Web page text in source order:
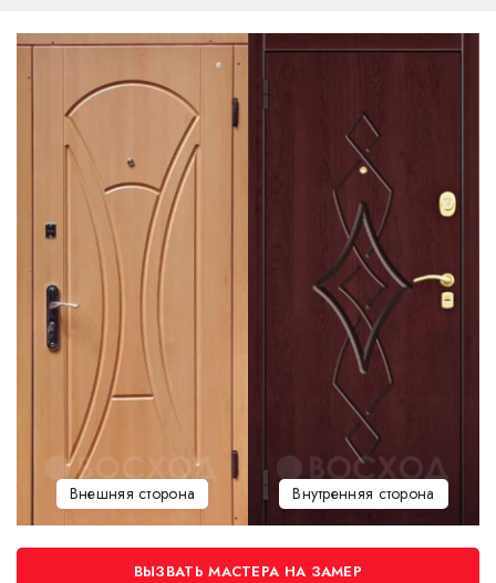
Внешняя сторона Внутренняя сторона
ВЫЗВАТЬ МАСТЕРА НА ЗАМЕР